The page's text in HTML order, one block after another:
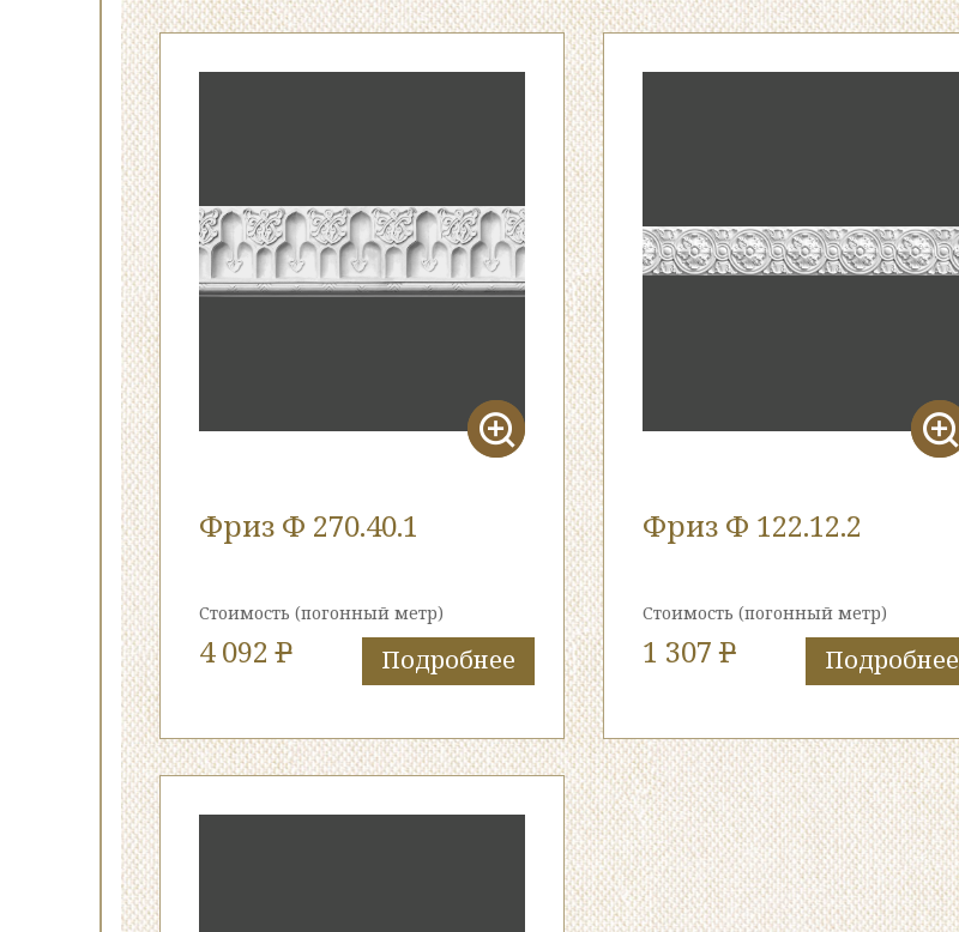
Фриз Ф 270.40.1
Стоимость (погонный метр)
4 092P Подробнее
Фриз Ф 122.12.2
Стоимость (погонный метр)
1 307P Подробнее